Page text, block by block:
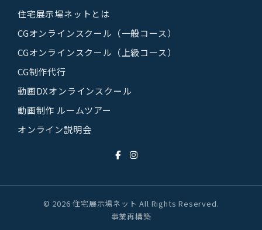
住宅展示場ネットとは
CGオンラインスクール（一般コース）
CGオンラインスクール（上級コース）
CG制作代行
動画DXオンラインスクール
動画制作 ルームツアー
オンライン説明会
© 2026 住宅展示場ネット All Rights Reserved.
事業再構築